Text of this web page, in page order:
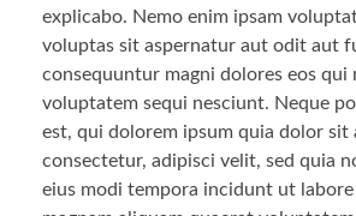
explicabo. Nemo enim ipsam
voluptas sit aspernatur aut odit aut
consequuntur magni dolores eos qui
voluptatem sequi nesciunt. Neque
est, qui dolorem ipsum quia dolor sit
consectetur, adipisci velit, sed quia
eius modi tempora incidunt ut